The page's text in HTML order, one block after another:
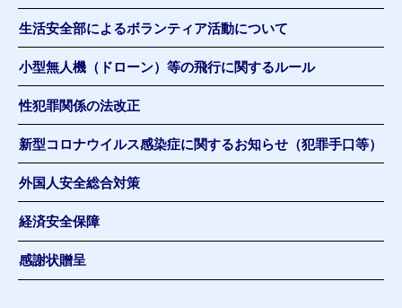
生活安全部によるボランティア活動について
小型無人機（ドローン）等の飛行に関するルール
性犯罪関係の法改正
新型コロナウイルス感染症に関するお知らせ（犯罪手口等）
外国人安全総合対策
経済安全保障
感謝状贈呈